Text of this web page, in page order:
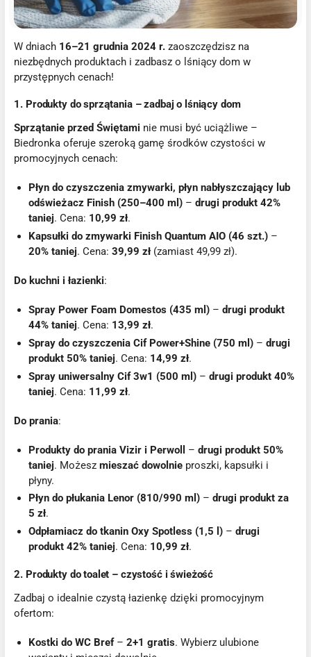
W dniach 16–21 grudnia 2024 r. zaoszczędzisz na
niezbędnych produktach i zadbasz o lśniący dom w
przystępnych cenach!
1. Produkty do sprzątania – zadbaj o lśniący dom
Sprzątanie przed Świętami nie musi być uciążliwe –
Biedronka oferuje szeroką gamę środków czystości w
promocyjnych cenach:
Płyn do czyszczenia zmywarki, płyn nabłyszczający lub
odświeżacz Finish (250–400 ml) –drugi produkt 42%
taniej. Cena: 10,99 zł.
Kapsułki do zmywarki Finish Quantum AIO (46 szt.) –
20% taniej. Cena:39,99 zł(zamiast 49,99 zł).
Do kuchni i łazienki:
Spray Power Foam Domestos (435 ml) –drugi produkt
44% taniej. Cena: 13,99 zł.
Spray do czyszczenia Cif Power+Shine (750 ml) –drugi
produkt 50% taniej. Cena: 14,99 zł.
Spray uniwersalny Cif 3w1 (500 ml) –drugi produkt 40%
taniej. Cena: 11,99 zł.
Do prania:
Produkty do prania Vizir i Perwoll –drugi produkt 50%
taniej. Możeszmieszać dowolnie proszki, kapsułki i
płyny.
Płyn do płukania Lenor (810/990 ml) –drugi produkt za
5 zł.
Odpłamiacz do tkanin Oxy Spotless (1,5 l) –drugi
produkt 42% taniej. Cena: 10,99 zł.
2. Produkty do toalet – czystość i świeżość
Zadbaj o idealnie czystą łazienkę dzięki promocyjnym
ofertom:
Kostki do WC Bref–2+1 gratis. Wybierz ulubione